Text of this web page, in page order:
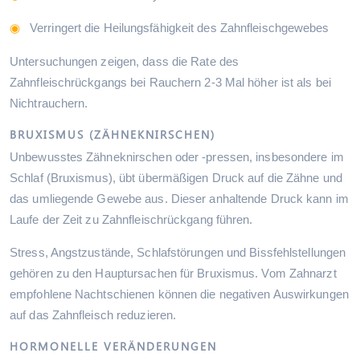
Verringert die Heilungsfähigkeit des Zahnfleischgewebes
Untersuchungen zeigen, dass die Rate des
Zahnfleischrückgangs bei Rauchern 2-3 Mal höher ist als bei
Nichtrauchern.
BRUXISMUS (ZÄHNEKNIRSCHEN)
Unbewusstes Zähneknirschen oder -pressen, insbesondere im
Schlaf (Bruxismus), übt übermäßigen Druck auf die Zähne und
das umliegende Gewebe aus. Dieser anhaltende Druck kann im
Laufe der Zeit zu Zahnfleischrückgang führen.
Stress, Angstzustände, Schlafstörungen und Bissfehlstellungen
gehören zu den Hauptursachen für Bruxismus. Vom Zahnarzt
empfohlene Nachtschienen können die negativen Auswirkungen
auf das Zahnfleisch reduzieren.
HORMONELLE VERÄNDERUNGEN